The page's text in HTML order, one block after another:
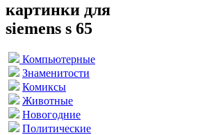
картинки для
siemens s 65
Компьютерные
Знаменитости
Комиксы
Животные
Новогодние
Политические